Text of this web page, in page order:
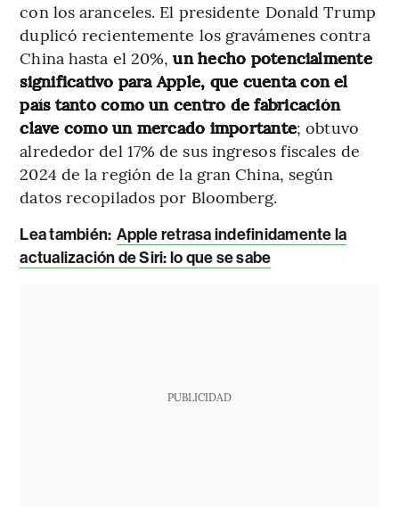
con los aranceles. El presidente Donald Trump
duplicó recientemente los gravámenes contra
China hasta el 20%,un hecho potencialmente
significativo para Apple, que cuenta con el
país tanto como un centro de fabricación
clave como un mercado importante; obtuvo
alrededor del 17% de sus ingresos fiscales de
2024 de la región de la gran China, según
datos recopilados por Bloomberg.
Lea también: Apple retrasa indefinidamente la
actualización de Siri: lo que se sabe
PUBLICIDAD